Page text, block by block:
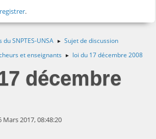
.
SNPTES-UNSA ► Sujet de discussion
et enseignants ► loi du 17 décembre 2008
décembre
2017, 08:48:20